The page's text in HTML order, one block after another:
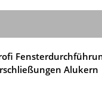
Alukern